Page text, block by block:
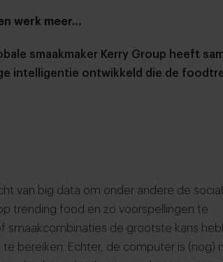
werk meer…
smaakmaker Kerry Group heeft
intelligentie ontwikkeld die de
van big data om onder andere de
trending food en zo voorspellingen te
smaakcombinaties de grootste kans
bereiken. Echter, de computer is (nog)